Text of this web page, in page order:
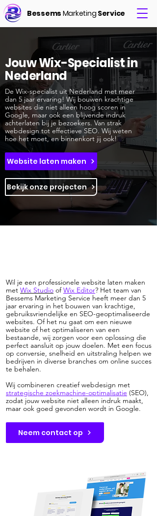
Bessems Marketing Service
Jouw Wix-Specialist in
Nederland
De Wix-specialist uit Nederland met meer
dan 5 jaar ervaring! Wij bouwen krachtige
websites die niet alleen hoog scoren in
Google, maar ook een blijvende indruk
achterlaten bij je bezoekers. Van strak
webdesign tot effectieve SEO. Wij weten
hoe het moet, en binnenkort jij ook!
Website laten maken
Bekijk onze projecten
Wil je een professionele website laten maken
met Wix Studio ofWix Editor? Het team van
Bessems Marketing Service heeft meer dan 5
jaar ervaring in het bouwen van krachtige,
gebruiksvriendelijke en SEO-geoptimaliseerde
websites. Of het nu gaat om een nieuwe
website of het optimaliseren van een
bestaande, wij zorgen voor een oplossing die
perfect aansluit op jouw doelen. Met een focus
op conversie, snelheid en uitstraling helpen we
bedrijven in diverse branches om online succes
te behalen.
Wij combineren creatief webdesign met
strategische zoekmachine-optimalisatie (SEO),
zodat jouw website niet alleen indruk maakt,
maar ook goed gevonden wordt in Google.
Neem contact op